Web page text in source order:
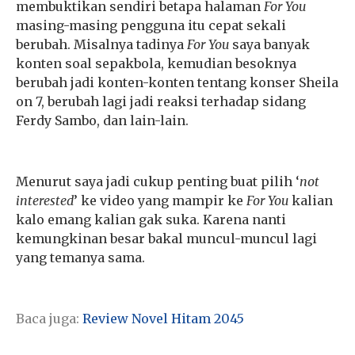
membuktikan sendiri betapa halaman For You
masing-masing pengguna itu cepat sekali
berubah. Misalnya tadinya For You saya banyak
konten soal sepakbola, kemudian besoknya
berubah jadi konten-konten tentang konser Sheila
on 7, berubah lagi jadi reaksi terhadap sidang
Ferdy Sambo, dan lain-lain.
Menurut saya jadi cukup penting buat pilih ‘not
interested’ ke video yang mampir ke For You kalian
kalo emang kalian gak suka. Karena nanti
kemungkinan besar bakal muncul-muncul lagi
yang temanya sama.
Baca juga: Review Novel Hitam 2045